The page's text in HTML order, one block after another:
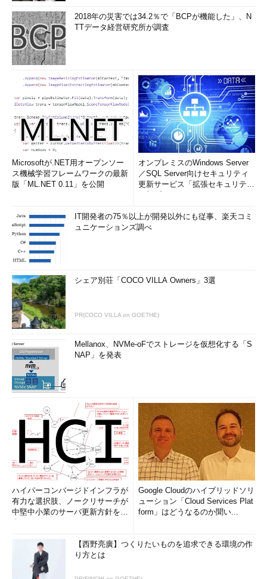
2018年の災害では34.2％で「BCPが機能した」、N
TTデータ経営研究所が調査
Microsoftが.NET用オープンソー
ス機械学習フレームワークの最新
版「ML.NET 0.11」を公開
オンプレミスのWindows Server
／SQL Server向けセキュリティ
更新サービス「拡張セキュリティ
IT開発者の75％以上が開発以外にも従事、楽天コミ
ュニケーションズ調べ
シェア別荘「COCO VILLA Owners」3選
PR(COCO VILLA on GOETHE)
Mellanox、NVMe-oFでストレージを仮想化する「S
NAP」を発表
ハイパーコンバージドインフラが
有力な選択肢、ノークリサーチが
中堅中小業のサーバ更新方針を調
Google Cloudのハイブリッドソリ
ューション「Cloud Services Plat
form」はどうなるのか聞い...
【西野亮廣】つくりたいものを追求できる環境の作
り方とは